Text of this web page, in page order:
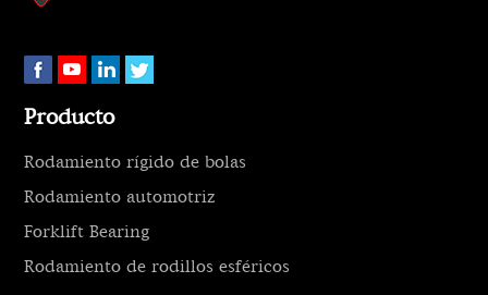
Producto
Rodamiento rígido de bolas
Rodamiento automotriz
Forklift Bearing
Rodamiento de rodillos esféricos